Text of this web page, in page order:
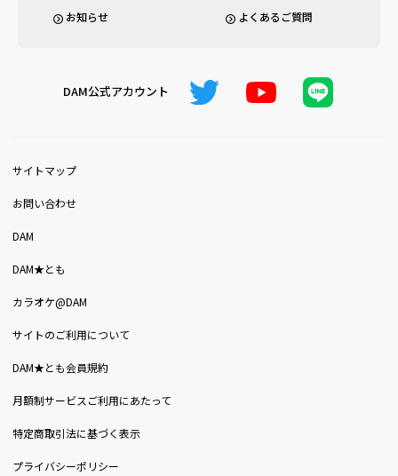
お知らせ よくあるご質問
DAM公式アカウント
サイトマップ
お問い合わせ
DAM
DAM★とも
カラオケ@DAM
サイトのご利用について
DAM★とも会員規約
月額制サービスご利用にあたって
特定商取引法に基づく表示
プライバシーポリシー